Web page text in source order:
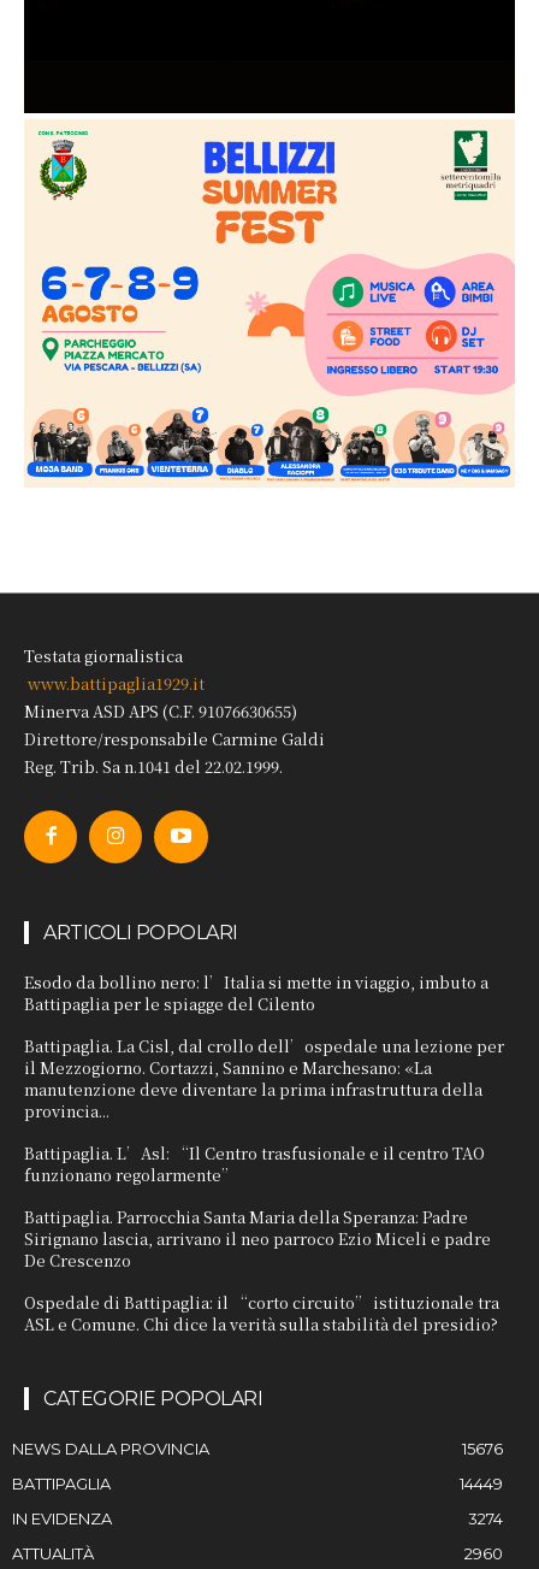
Testata giornalistica
www.battipaglia1929.it
Minerva ASD APS (C.F. 91076630655)
Direttore/responsabile Carmine Galdi
Reg. Trib. Sa n.1041 del 22.02.1999.
ARTICOLI POPOLARI
Esodo da bollino nero: l’Italia si mette in viaggio, imbuto a
Battipaglia per le spiagge del Cilento
Battipaglia. La Cisl, dal crollo dell’ospedale una lezione per
il Mezzogiorno. Cortazzi, Sannino e Marchesano: «La
manutenzione deve diventare la prima infrastruttura della
provincia...
Battipaglia. L’Asl: “Il Centro trasfusionale e il centro TAO
funzionano regolarmente”
Battipaglia. Parrocchia Santa Maria della Speranza: Padre
Sirignano lascia, arrivano il neo parroco Ezio Miceli e padre
De Crescenzo
Ospedale di Battipaglia: il “corto circuito” istituzionale tra
ASL e Comune. Chi dice la verità sulla stabilità del presidio?
CATEGORIE POPOLARI
NEWS DALLA PROVINCIA
15676
BATTIPAGLIA
14449
IN EVIDENZA
3274
ATTUALITÀ
2960